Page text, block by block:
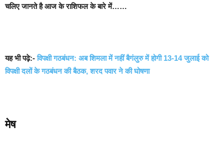
चलिए जानते है आज के राशिफल के बारे में……
यह भी पढ़े:-विपक्षी गठबंधन: अब शिमला में नहीं बैगंलुरु में होगी 13-14 जुलाई को
विपक्षी दलों के गठबंधन की बैठक, शरद पवार ने की घोषणा
मेष